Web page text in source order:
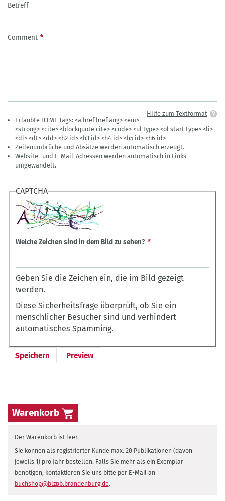
Betreff
Comment
Hilfe zum Textformat
Erlaubte HTML-Tags: <a href hreflang> <em>
<strong> <cite> <blockquote cite> <code> <ul type> <ol start type> <li>
<dl> <dt> <dd> <h2 id> <h3 id> <h4 id> <h5 id> <h6 id>
Zeilenumbrüche und Absätze werden automatisch erzeugt.
Website- und E-Mail-Adressen werden automatisch in Links
umgewandelt.
CAPTCHA
Welche Zeichen sind in dem Bild zu sehen?
Geben Sie die Zeichen ein, die im Bild gezeigt
werden.
Diese Sicherheitsfrage überprüft, ob Sie ein
menschlicher Besucher sind und verhindert
automatisches Spamming.
Warenkorb
Der Warenkorb ist leer.
Sie können als registrierter Kunde max. 20 Publikationen (davon
jeweils 1) pro Jahr bestellen. Falls Sie mehr als ein Exemplar
benötigen, kontaktieren Sie uns bitte per E-Mail an
buchshop@blzpb.brandenburg.de.